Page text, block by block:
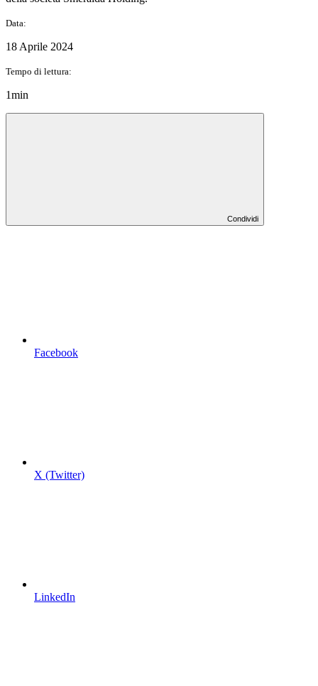
Data:
18 Aprile 2024
Tempo di lettura:
1min
Condividi
Facebook
X (Twitter)
LinkedIn